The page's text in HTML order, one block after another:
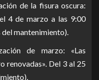
de la fisura oscura:
4 de marzo a las 9:00
mantenimiento).
de marzo: «Las
renovadas». Del 3 al 25